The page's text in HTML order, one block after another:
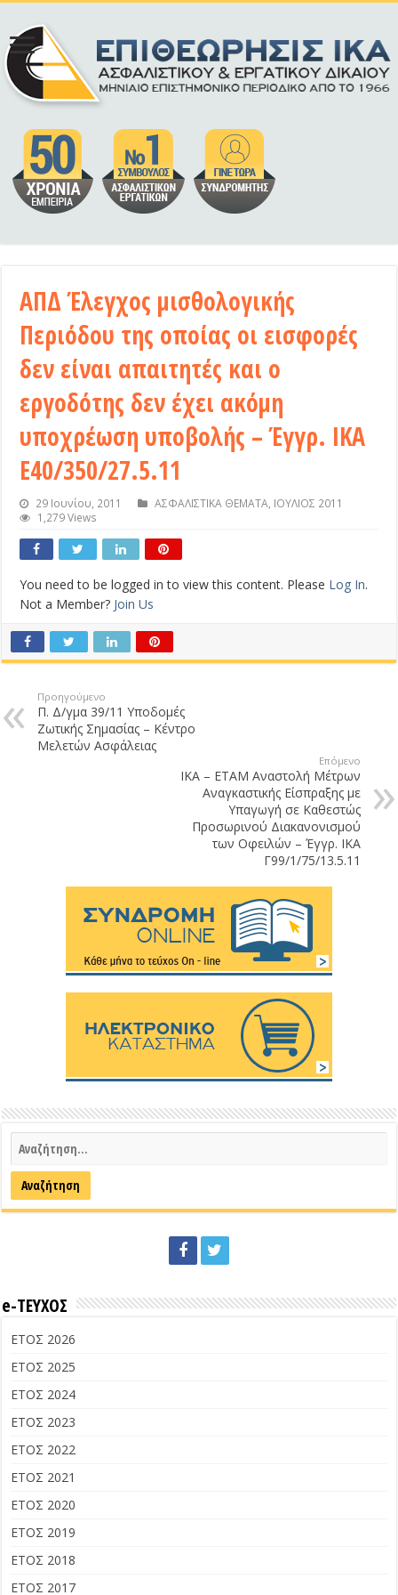
ΑΠΔ Έλεγχος μισθολογικής
Περιόδου της οποίας οι εισφορές
δεν είναι απαιτητές και ο
εργοδότης δεν έχει ακόμη
υποχρέωση υποβολής – Έγγρ. ΙΚΑ
Ε40/350/27.5.11
29 Ιουνίου, 2011 ΑΣΦΑΛΙΣΤΙΚΑ ΘΕΜΑΤΑ, ΙΟΥΛΙΟΣ 2011
1,279 Views
You need to be logged in to view this content. Please Log In.
Not a Member? Join Us
Προηγούμενο
Π. Δ/γμα 39/11 Υποδομές
Ζωτικής Σημασίας – Κέντρο
Μελετών Ασφάλειας
Επόμενο
ΙΚΑ – ΕΤΑΜ Αναστολή Μέτρων
Αναγκαστικής Είσπραξης με
Υπαγωγή σε Καθεστώς
Προσωρινού Διακανονισμού
των Οφειλών – Έγγρ. ΙΚΑ
Γ99/1/75/13.5.11
e-ΤΕΥΧΟΣ
ΕΤΟΣ 2026
ΕΤΟΣ 2025
ΕΤΟΣ 2024
ΕΤΟΣ 2023
ΕΤΟΣ 2022
ΕΤΟΣ 2021
ΕΤΟΣ 2020
ΕΤΟΣ 2019
ΕΤΟΣ 2018
ΕΤΟΣ 2017